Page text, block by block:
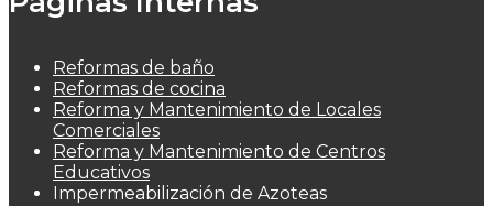
Reformas de baño
Reformas de cocina
Reforma y Mantenimiento de Locales
Comerciales
Reforma y Mantenimiento de Centros
Educativos
Impermeabilización de Azoteas